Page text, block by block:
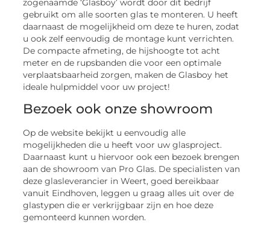
zogenaamde ‘Glasboy’ wordt door dit bedrijf
gebruikt om alle soorten glas te monteren. U heeft
daarnaast de mogelijkheid om deze te huren, zodat
u ook zelf eenvoudig de montage kunt verrichten.
De compacte afmeting, de hijshoogte tot acht
meter en de rupsbanden die voor een optimale
verplaatsbaarheid zorgen, maken de Glasboy het
ideale hulpmiddel voor uw project!
Bezoek ook onze showroom
Op de website bekijkt u eenvoudig alle
mogelijkheden die u heeft voor uw glasproject.
Daarnaast kunt u hiervoor ook een bezoek brengen
aan de showroom van Pro Glas. De specialisten van
deze glasleverancier in Weert, goed bereikbaar
vanuit Eindhoven, leggen u graag alles uit over de
glastypen die er verkrijgbaar zijn en hoe deze
gemonteerd kunnen worden.